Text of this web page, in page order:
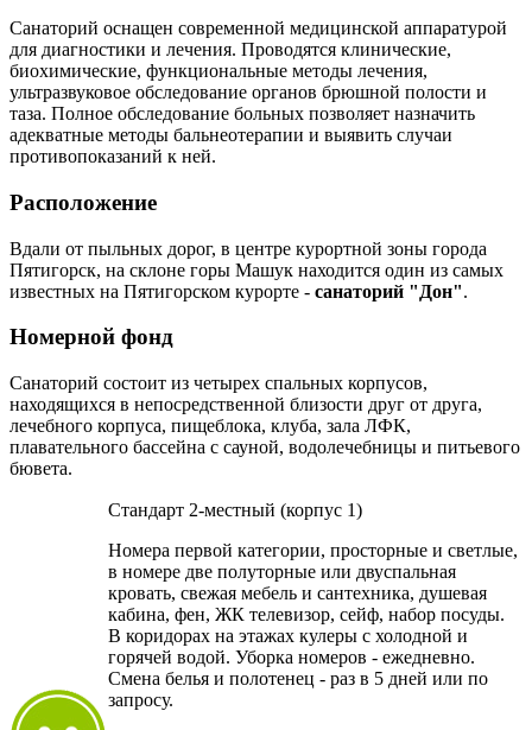
Санаторий оснащен современной медицинской аппаратурой
для диагностики и лечения. Проводятся клинические,
биохимические, функциональные методы лечения,
ультразвуковое обследование органов брюшной полости и
таза. Полное обследование больных позволяет назначить
адекватные методы бальнеотерапии и выявить случаи
противопоказаний к ней.
Расположение
Вдали от пыльных дорог, в центре курортной зоны города
Пятигорск, на склоне горы Машук находится один из самых
известных на Пятигорском курорте - санаторий "Дон".
Номерной фонд
Санаторий состоит из четырех спальных корпусов,
находящихся в непосредственной близости друг от друга,
лечебного корпуса, пищеблока, клуба, зала ЛФК,
плавательного бассейна с сауной, водолечебницы и питьевого
бювета.
Стандарт 2-местный (корпус 1)
Номера первой категории, просторные и светлые,
в номере две полуторные или двуспальная
кровать, свежая мебель и сантехника, душевая
кабина, фен, ЖК телевизор, сейф, набор посуды.
В коридорах на этажах кулеры с холодной и
горячей водой. Уборка номеров - ежедневно.
Смена белья и полотенец - раз в 5 дней или по
запросу.